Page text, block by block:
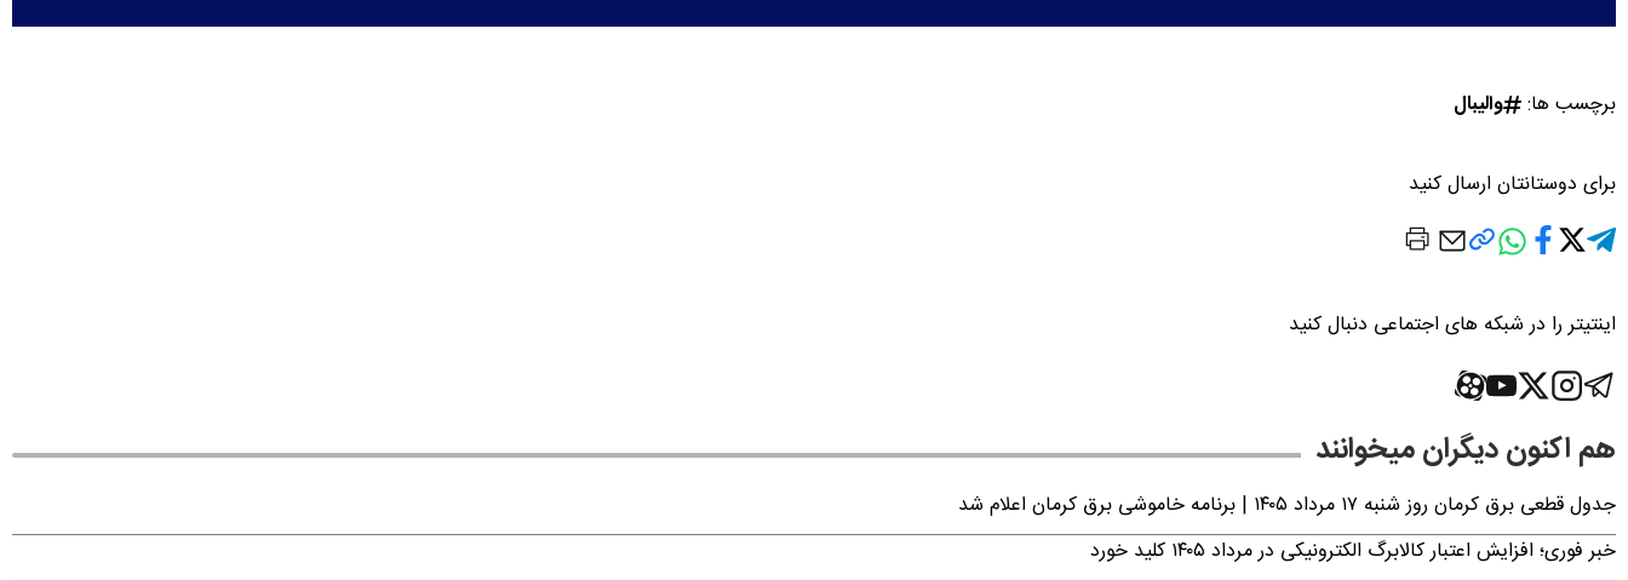
برچسب ها: والیبال
برای دوستانتان ارسال کنید
اینتیتر را در شبکه های اجتماعی دنبال کنید
هم اکنون دیگران میخوانند
جدول قطعی برق کرمان روز شنبه ۱۷ مرداد ۱۴۰۵ | برنامه خاموشی برق کرمان اعلام شد
خبر فوری؛ افزایش اعتبار کالابرگ الکترونیکی در مرداد ۱۴۰۵ کلید خورد